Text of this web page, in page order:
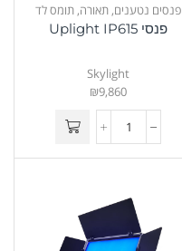
פנסים נטענים, תאורה, תומס לד
פנסי Uplight IP615
Skylight
₪9,860